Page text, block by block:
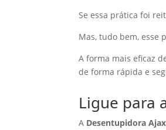
Se essa prática foi
Mas, tudo bem, esse
A forma mais eficaz
de forma rápida e
Ligue para
A Desentupidora Ajax